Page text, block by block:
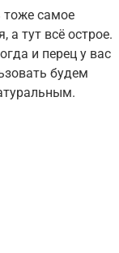
тоже самое
тут всё острое.
и перец у вас
будем